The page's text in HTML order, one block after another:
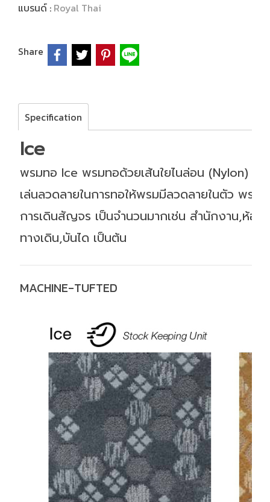
แบรนด์ : Royal Thai
Share
Specification
Ice
พรมทอ Ice พรมทอด้วยเส้นใยไนล่อน (Nylon) แ
เล่นลวดลายในการทอให้พรมมีลวดลายในตัว พรมท
การเดินสัญจร เป็นจำนวนมากเช่น สำนักงาน,ห้อง
ทางเดิน,บันได เป็นต้น
MACHINE-TUFTED